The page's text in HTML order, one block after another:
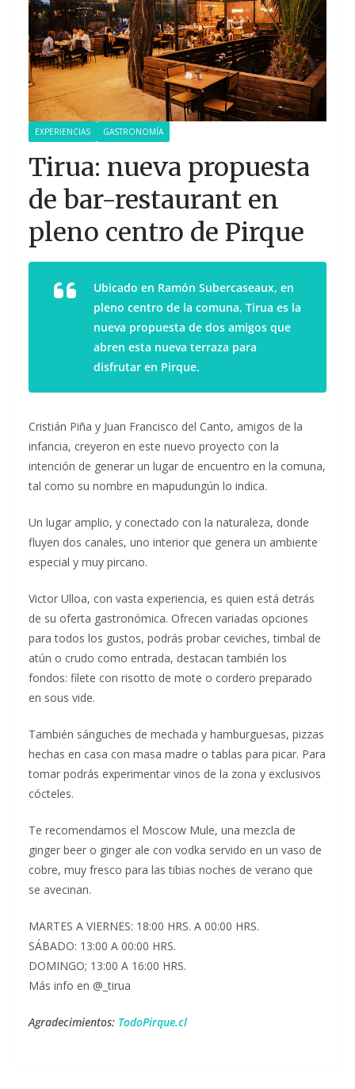
EXPERIENCIAS GASTRONOMÍA
Tirua: nueva propuesta
de bar-restaurant en
pleno centro de Pirque
Ubicado en Ramón Subercaseaux, en
pleno centro de la comuna, Tirua es la
nueva propuesta de dos amigos que
abren esta nueva terraza para
disfrutar en Pirque.
Cristián Piña y Juan Francisco del Canto, amigos de la
infancia, creyeron en este nuevo proyecto con la
intención de generar un lugar de encuentro en la comuna,
tal como su nombre en mapudungún lo indica.
Un lugar amplio, y conectado con la naturaleza, donde
fluyen dos canales, uno interior que genera un ambiente
especial y muy pircano.
Victor Ulloa, con vasta experiencia, es quien está detrás
de su oferta gastronómica. Ofrecen variadas opciones
para todos los gustos, podrás probar ceviches, timbal de
atún o crudo como entrada, destacan también los
fondos: filete con risotto de mote o cordero preparado
en sous vide.
También sánguches de mechada y hamburguesas, pizzas
hechas en casa con masa madre o tablas para picar. Para
tomar podrás experimentar vinos de la zona y exclusivos
cócteles.
Te recomendamos el Moscow Mule, una mezcla de
ginger beer o ginger ale con vodka servido en un vaso de
cobre, muy fresco para las tibias noches de verano que
se avecinan.
MARTES A VIERNES: 18:00 HRS. A 00:00 HRS.
SÁBADO: 13:00 A 00:00 HRS.
DOMINGO; 13:00 A 16:00 HRS.
Más info en @_tirua
Agradecimientos: TodoPirque.cl